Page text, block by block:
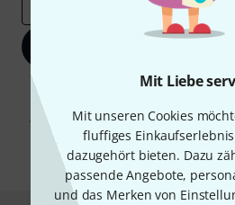
Mit Liebe
Mit unseren Cookies
fluffiges
dazugehört bieten. Dazu
passende Angebote,
und das Merken von
Mit Klick auf „Jetzt anmelden“
Werbung und einer Messung des E-
Abmeldung ist jederzeit möglich.
unseren
* Pflichtfeld